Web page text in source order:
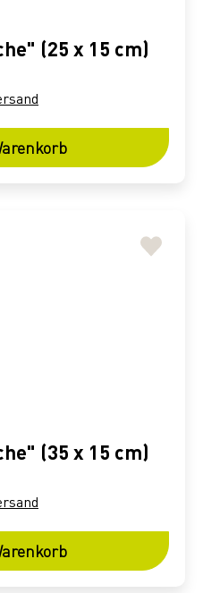
(25 x 15 cm)
(35 x 15 cm)